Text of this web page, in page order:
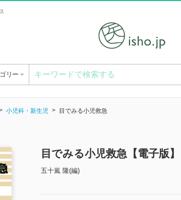
リー
小児科・新生児 目でみる小児救急
目でみる小児救急【電子版】
五十嵐 隆(編)